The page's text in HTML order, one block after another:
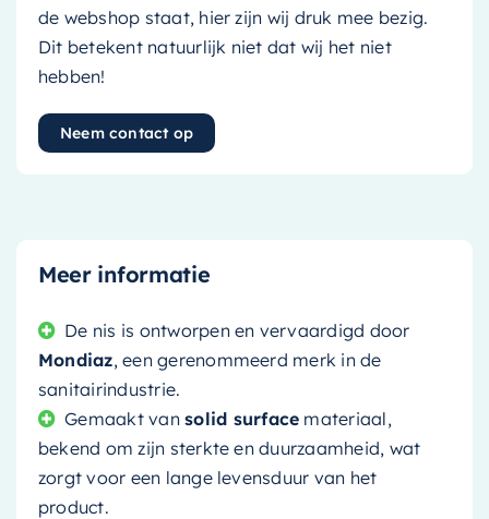
de webshop staat, hier zijn wij druk mee bezig.
Dit betekent natuurlijk niet dat wij het niet
hebben!
Neem contact op
Meer informatie
De nis is ontworpen en vervaardigd door
Mondiaz, een gerenommeerd merk in de
sanitairindustrie.
Gemaakt vansolid surface materiaal,
bekend om zijn sterkte en duurzaamheid, wat
zorgt voor een lange levensduur van het
product.